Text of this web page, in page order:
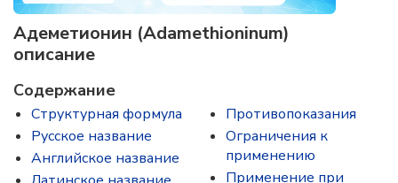
Адеметионин (Adamethioninum)
описание
Содержание
Структурная формула
Русское название
Английское название
Противопоказания
Ограничения к
применению
Применение при